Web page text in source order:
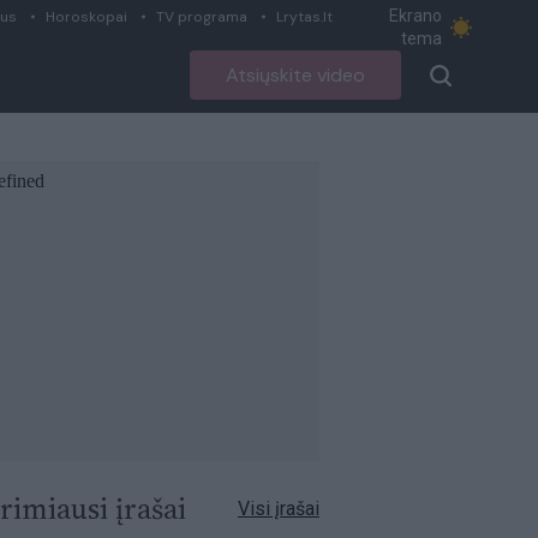
Horoskopai TV programa Lrytas.lt
Ekrano
tema
Atsiųskite video
įrašai Visi įrašai